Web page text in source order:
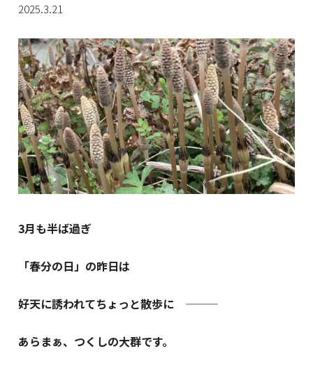
2025.3.21
3月も半ば過ぎ
「春分の日」の昨日は
好天に誘われてちょっと散歩に ―――
あらまぁ、つくしの大群です。